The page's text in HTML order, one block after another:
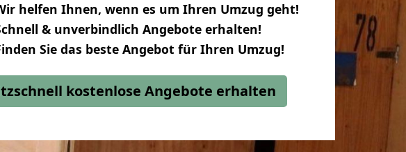
helfen Ihnen, wenn es um Ihren Umzug geht!
& unverbindlich Angebote erhalten!
Sie das beste Angebot für Ihren Umzug!
kostenlose Angebote erhalten